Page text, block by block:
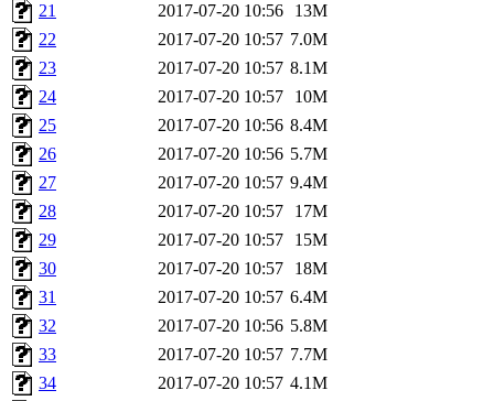
21
2017-07-20 10:56
13M
22
2017-07-20 10:57 7.0M
23
2017-07-20 10:57 8.1M
24
2017-07-20 10:57
10M
25
2017-07-20 10:56 8.4M
26
2017-07-20 10:56 5.7M
27
2017-07-20 10:57 9.4M
28
2017-07-20 10:57
17M
29
2017-07-20 10:57
15M
30
2017-07-20 10:57
18M
31
2017-07-20 10:57 6.4M
32
2017-07-20 10:56 5.8M
33
2017-07-20 10:57 7.7M
34
2017-07-20 10:57 4.1M